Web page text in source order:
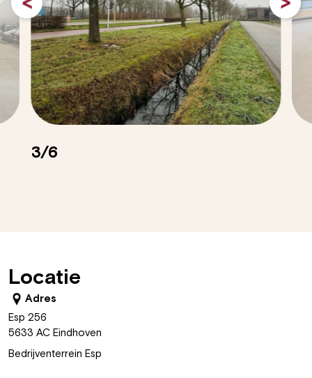
3/6
Locatie
Adres
Esp 256
5633 AC Eindhoven
Bedrijventerrein Esp